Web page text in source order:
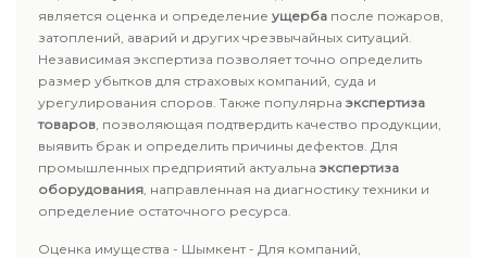
является оценка и определение ущерба после пожаров,
затоплений, аварий и других чрезвычайных ситуаций.
Независимая экспертиза позволяет точно определить
размер убытков для страховых компаний, суда и
урегулирования споров. Также популярна экспертиза
товаров, позволяющая подтвердить качество продукции,
выявить брак и определить причины дефектов. Для
промышленных предприятий актуальна экспертиза
оборудования, направленная на диагностику техники и
определение остаточного ресурса.
Оценка имущества - Шымкент - Для компаний,